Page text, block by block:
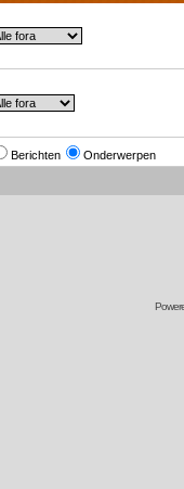
Berichten Onderwerpen